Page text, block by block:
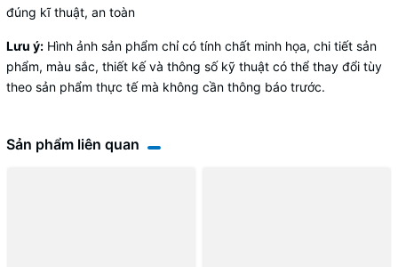
đúng kĩ thuật, an toàn
Lưu ý: Hình ảnh sản phẩm chỉ có tính chất minh họa, chi tiết sản
phẩm, màu sắc, thiết kế và thông số kỹ thuật có thể thay đổi tùy
theo sản phẩm thực tế mà không cần thông báo trước.
Sản phẩm liên quan